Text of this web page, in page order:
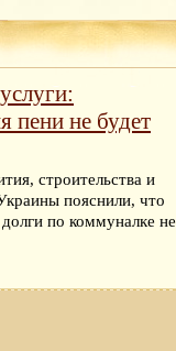
пени не будет
строительства и
пояснили, что
по коммуналке не